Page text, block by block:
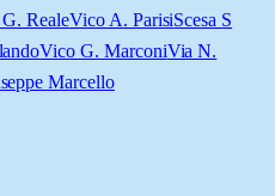
RealeVico A. ParisiScesa S
Vico G. MarconiVia N.
Marcello